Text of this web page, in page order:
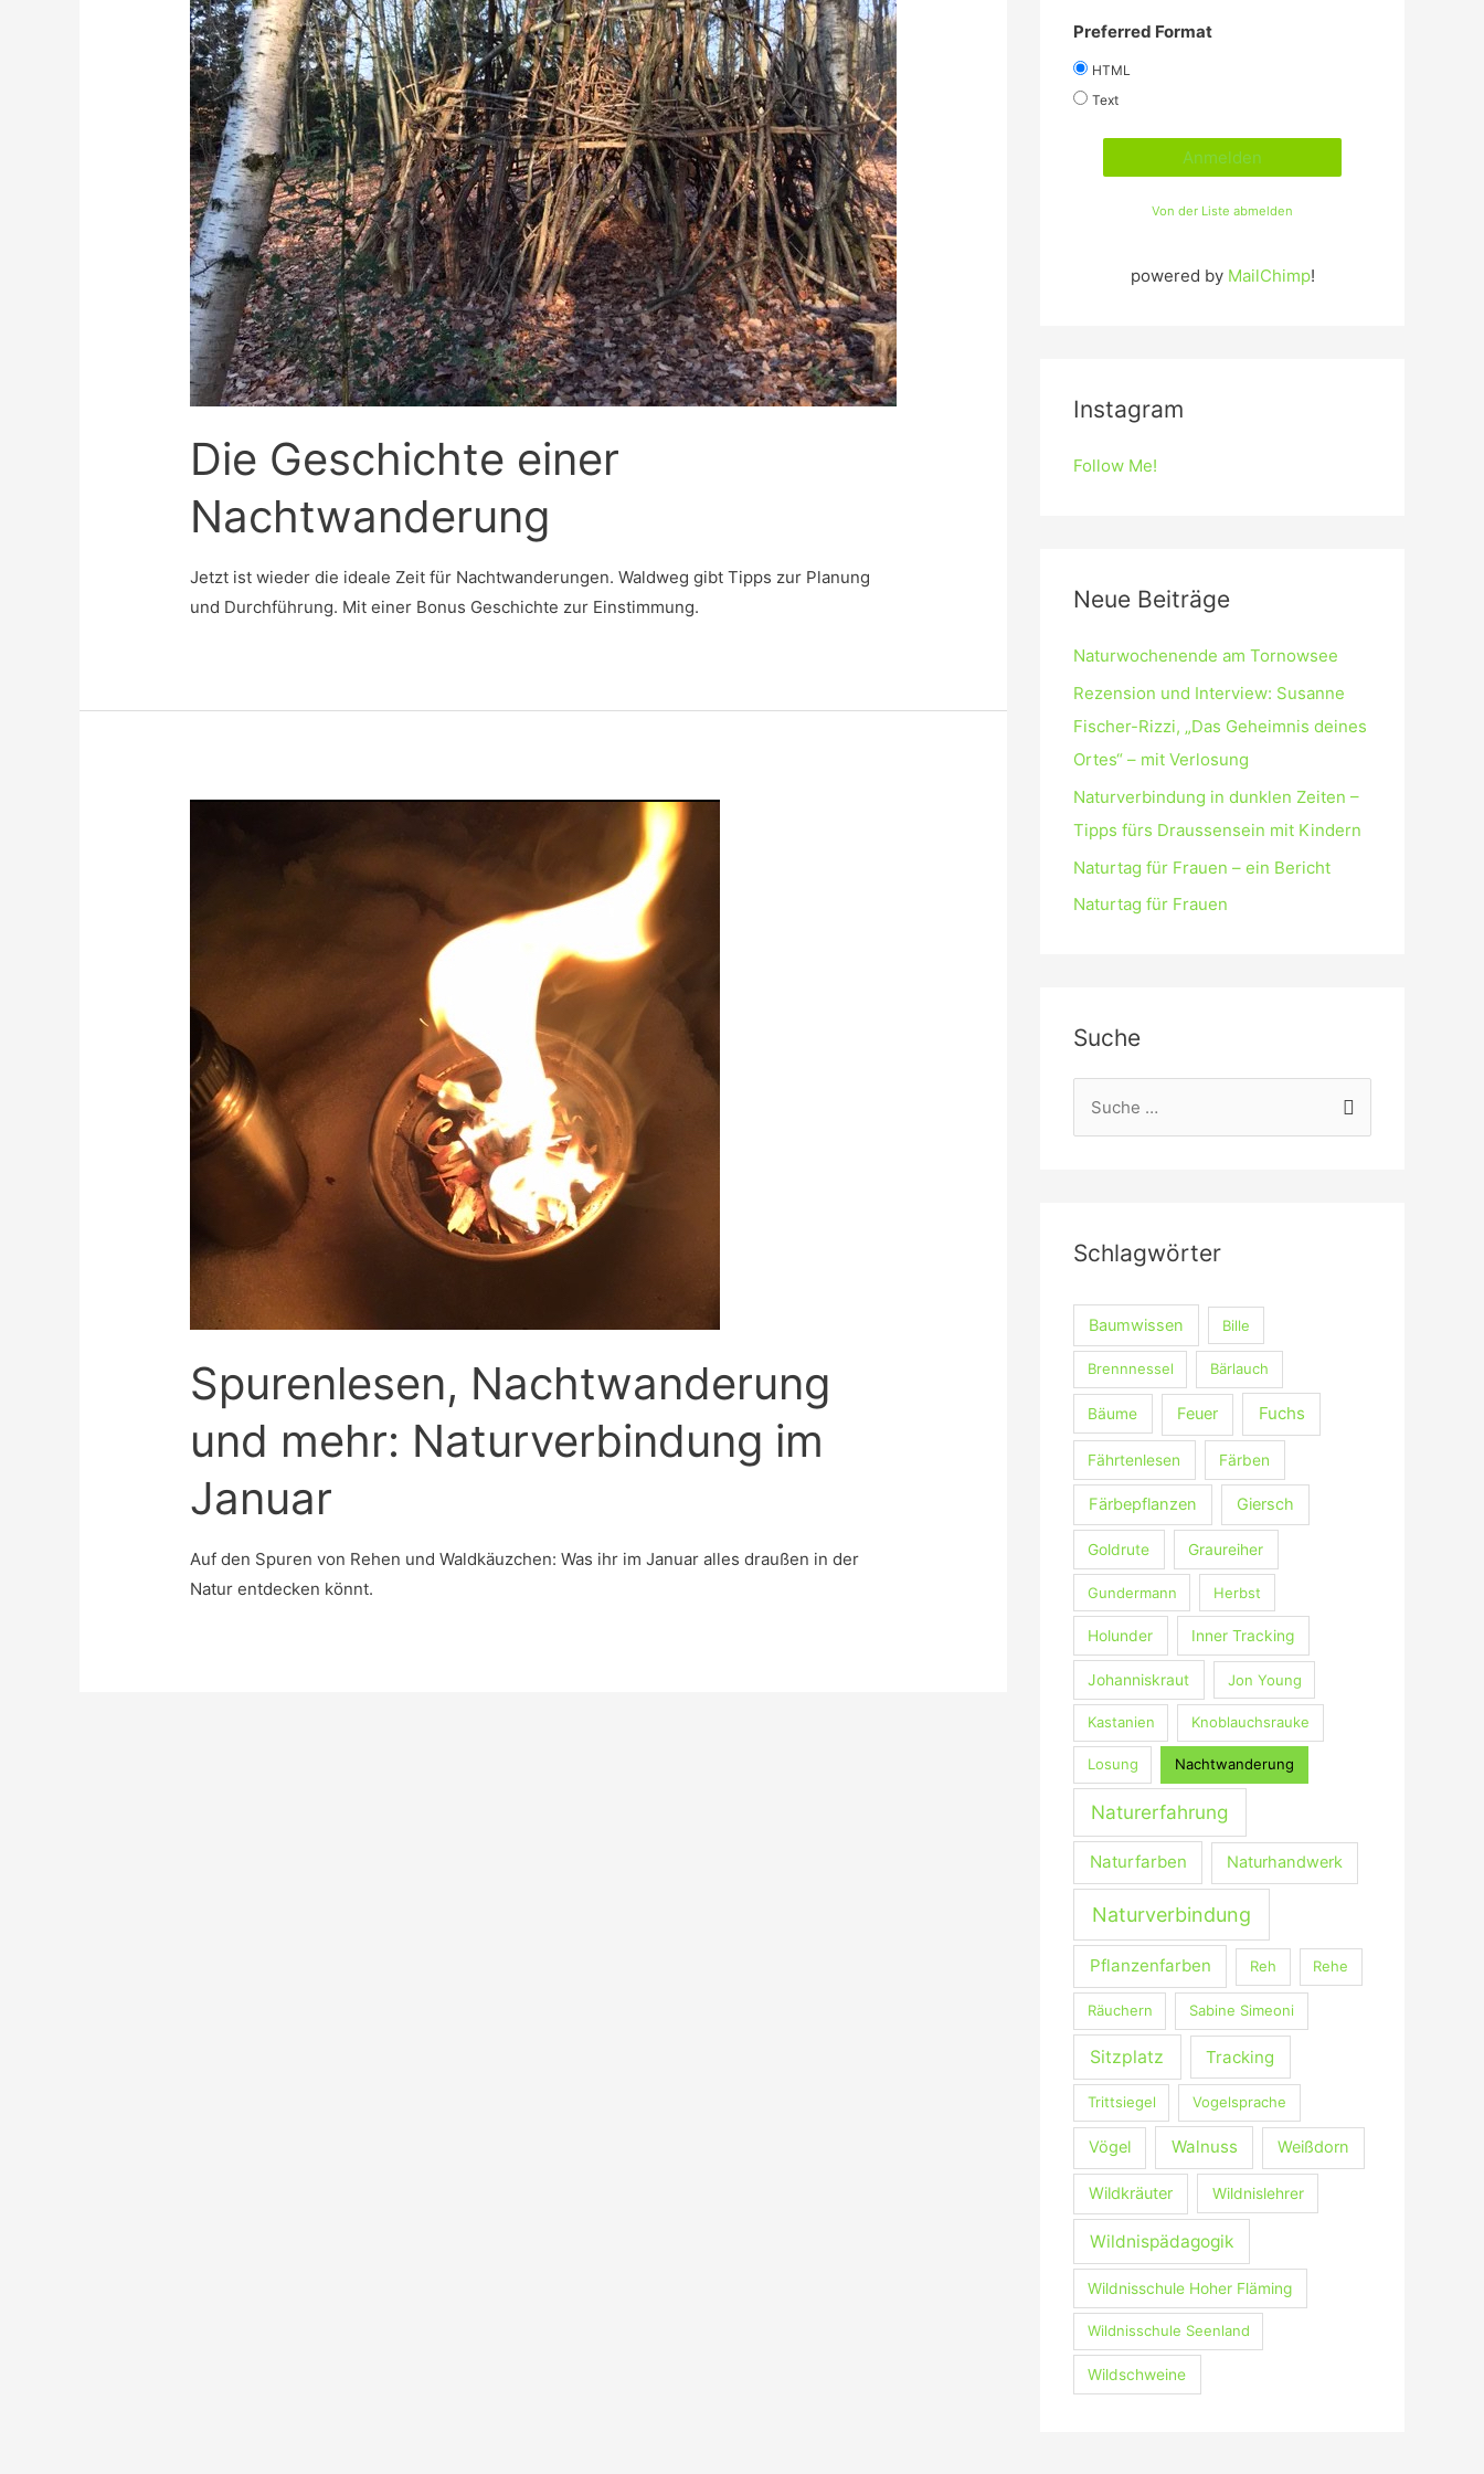
Die Geschichte einer
Nachtwanderung
Jetzt ist wieder die ideale Zeit für Nachtwanderungen. Waldweg gibt Tipps zur Planung
und Durchführung. Mit einer Bonus Geschichte zur Einstimmung.
Spurenlesen, Nachtwanderung
und mehr: Naturverbindung im
Januar
Auf den Spuren von Rehen und Waldkäuzchen: Was ihr im Januar alles draußen in der
Natur entdecken könnt.
Preferred Format
HTML
Text
Von der Liste abmelden
powered by MailChimp!
Instagram
Follow Me!
Neue Beiträge
Naturwochenende am Tornowsee
Rezension und Interview: Susanne
Fischer-Rizzi, „Das Geheimnis deines
Ortes“ – mit Verlosung
Naturverbindung in dunklen Zeiten –
Tipps fürs Draussensein mit Kindern
Naturtag für Frauen – ein Bericht
Naturtag für Frauen
Suche
n
c
h
Schlagwörter
Baumwissen Bille
Brennnessel Bärlauch
Bäume Feuer Fuchs
Fährtenlesen Färben
Färbepflanzen Giersch
Goldrute Graureiher
Gundermann Herbst
Holunder Inner Tracking
Johanniskraut Jon Young
Kastanien Knoblauchsrauke
Losung Nachtwanderung
Naturerfahrung
Naturfarben Naturhandwerk
Naturverbindung
Pflanzenfarben Reh Rehe
Räuchern Sabine Simeoni
Sitzplatz Tracking
Trittsiegel Vogelsprache
Vögel Walnuss Weißdorn
Wildkräuter Wildnislehrer
Wildnispädagogik
Wildnisschule Hoher Fläming
Wildnisschule Seenland
Wildschweine